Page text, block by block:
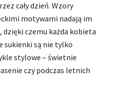
cały dzień. Wzory
motywami nadają im
czemu każda kobieta
sukienki są nie tylko
stylowe – świetnie
czy podczas letnich